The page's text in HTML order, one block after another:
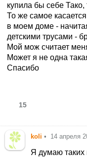
купила бы себе Тако,
То же самое
в моем доме -
детскими трусами -
Мой мож считает
Может я не одна
Спасибо
15
koli • 14 апреля
Я думаю таких